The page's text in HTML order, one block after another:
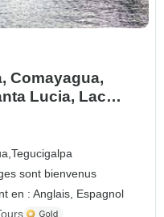
Comayagua,
Lucia, Lac
Tegucigalpa
sont bienvenus
en : Anglais, Espagnol